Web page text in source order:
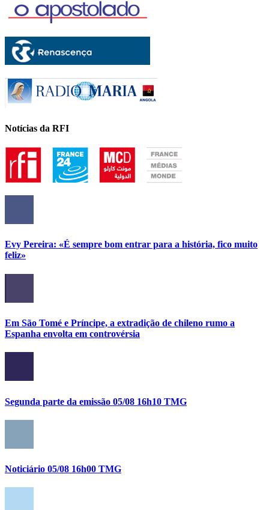
Notícias da RFI
Evy Pereira: «É sempre bom entrar para a história, fico muito
feliz»
Em São Tomé e Príncipe, a extradição de chileno rumo a
Espanha envolta em controvérsia
Segunda parte da emissão 05/08 16h10 TMG
Noticiário 05/08 16h00 TMG